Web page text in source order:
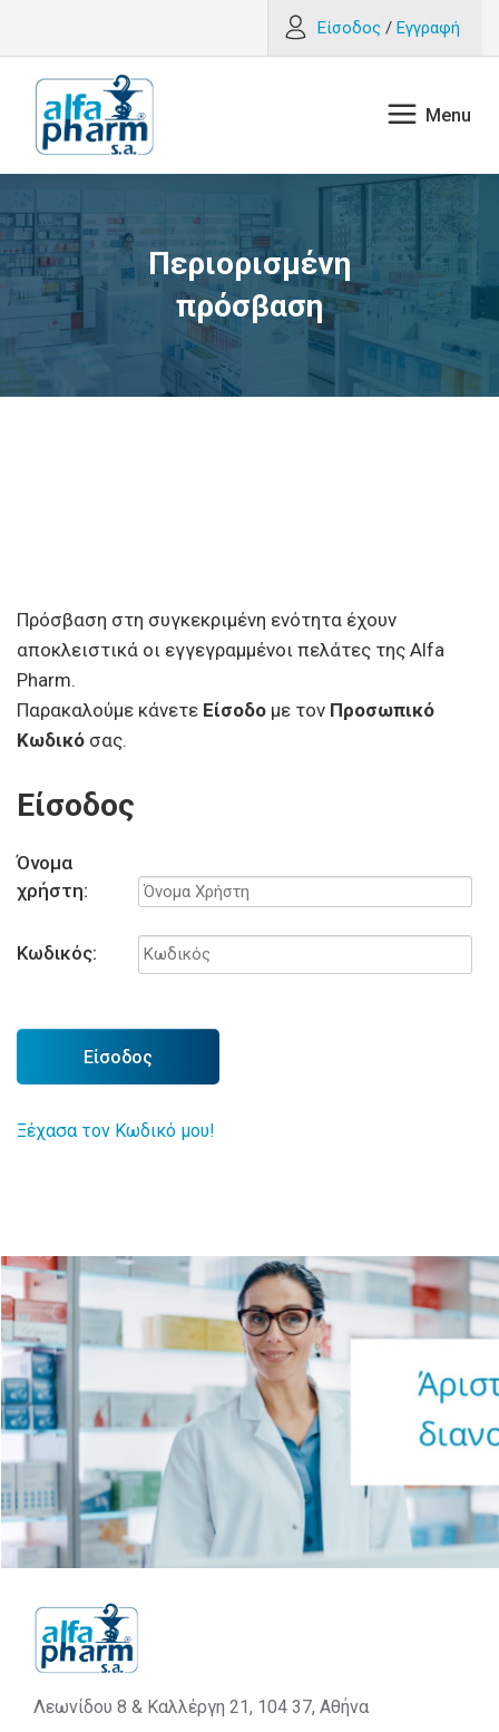
Είσοδος / Εγγραφή
Περιορισμένη
πρόσβαση
Πρόσβαση στη συγκεκριμένη ενότητα έχουν
αποκλειστικά οι εγγεγραμμένοι πελάτες της Alfa
Pharm.
Παρακαλούμε κάνετε Είσοδο με τον Προσωπικό
Κωδικό σας.
Είσοδος
Όνομα
χρήστη:
Κωδικός:
Είσοδος
Ξέχασα τον Κωδικό μου!
Λεωνίδου 8 & Καλλέργη 21, 104 37, Αθήνα